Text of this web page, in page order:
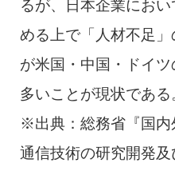
るが、日本企業にお
める上で「人材不足
が米国・中国・ドイ
多いことが現状である
※出典：総務省『国内
通信技術の研究開発